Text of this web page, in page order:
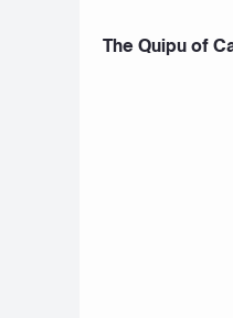
The Quipu of